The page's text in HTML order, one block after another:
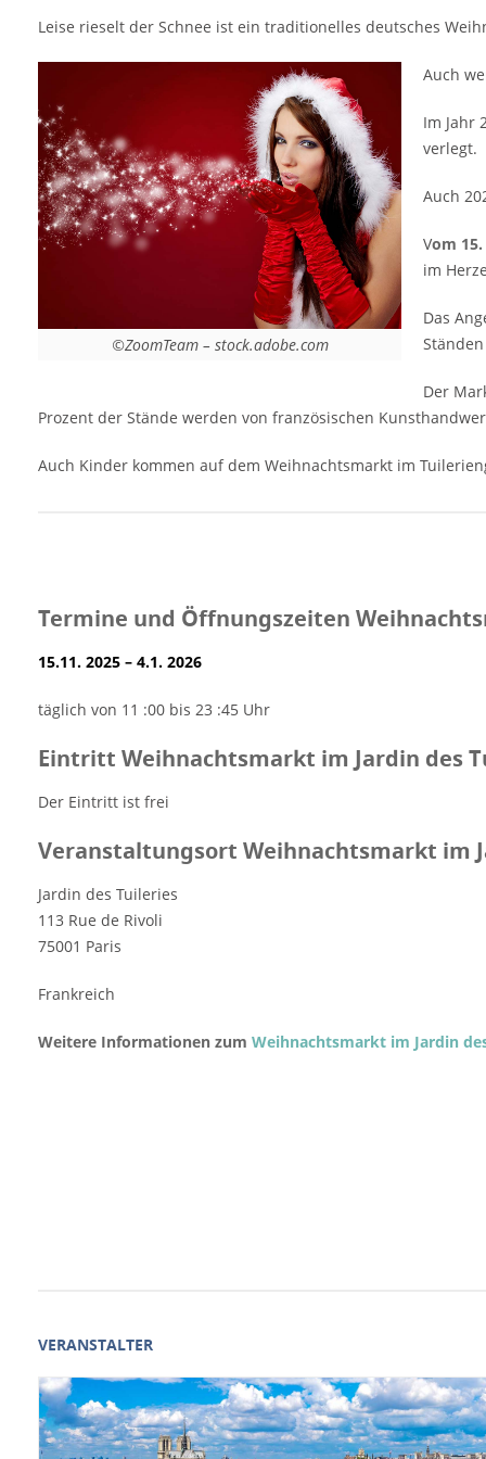
und Geschenkartikel an den über 100
Der Markt bietet mehr als 100 Stände, eine
Eislaufbahn sowie ein 30 Meter hohes
Riesenrad, das die Hauptattraktion darstellt.
Rund 80 Prozent der Stände werden von
französischen Kunsthandwerkern betrieben.
Auch Kinder kommen auf dem
Weihnachtsmarkt im Tuileriengarten auf
ihre Kosten. Sie finden dort eine
Riesenrutsche, Karussells und eine
Geisterbahn vor. [rule type="basic"] Anzeige
Termine und Öffnungszeiten…
Leise rieselt der Schnee ist ein traditionelles deutsches
©ZoomTeam – stock.adobe.com
Auch
Im Jahr
verlegt.
Auch
Vom
im
Das
Der
Prozent der Stände werden von französischen
Auch Kinder kommen auf dem Weihnachtsmarkt im
Termine und Öffnungszeiten
15.11. 2025 – 4.1. 2026
täglich von 11 :00 bis 23 :45 Uhr
Eintritt Weihnachtsmarkt im Jardin des
Der Eintritt ist frei
Veranstaltungsort Weihnachtsmarkt im
Jardin des Tuileries
113 Rue de Rivoli
75001 Paris
Frankreich
Weitere Informationen zum Weihnachtsmarkt im Jardin
VERANSTALTER